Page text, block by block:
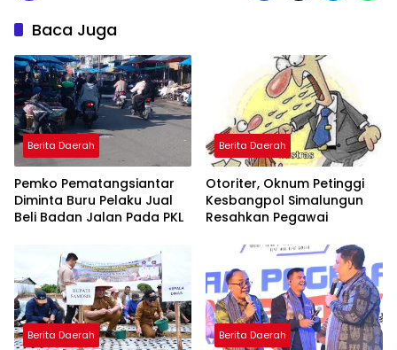
Baca Juga
Berita Daerah
Pemko Pematangsiantar
Diminta Buru Pelaku Jual
Beli Badan Jalan Pada PKL
Berita Daerah
Otoriter, Oknum Petinggi
Kesbangpol Simalungun
Resahkan Pegawai
Berita Daerah Berita Daerah